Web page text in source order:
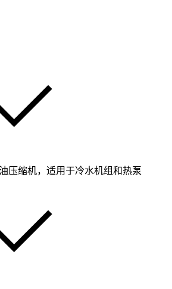
压缩机，适用于冷水机组和热泵